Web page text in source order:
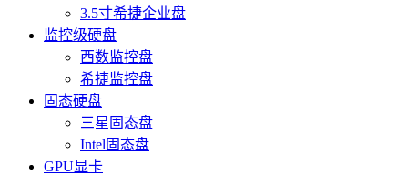
3.5寸希捷企业盘
监控级硬盘
西数监控盘
希捷监控盘
固态硬盘
三星固态盘
Intel固态盘
GPU显卡